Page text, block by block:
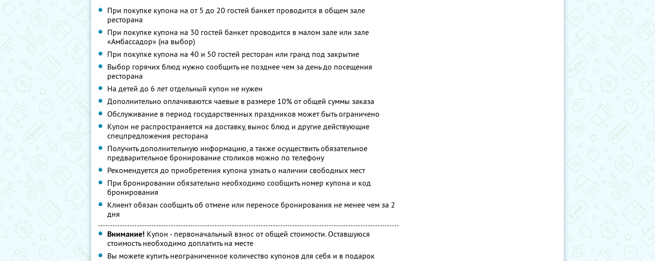
При покупке купона на от 5 до 20 гостей банкет проводится в общем зале
ресторана
При покупке купона на 30 гостей банкет проводится в малом зале или зале
«Амбассадор» (на выбор)
При покупке купона на 40 и 50 гостей ресторан или гранд под закрытие
Выбор горячих блюд нужно сообщить не позднее чем за день до посещения
ресторана
На детей до 6 лет отдельный купон не нужен
Дополнительно оплачиваются чаевые в размере 10% от общей суммы заказа
Обслуживание в период государственных праздников может быть ограничено
Купон не распространяется на доставку, вынос блюд и другие действующие
спецпредложения ресторана
Получить дополнительную информацию, а также осуществить обязательное
предварительное бронирование столиков можно по телефону
Рекомендуется до приобретения купона узнать о наличии свободных мест
При бронировании обязательно необходимо сообщить номер купона и код
бронирования
Клиент обязан сообщить об отмене или переносе бронирования не менее чем за 2
дня
Внимание! Купон - первоначальный взнос от общей стоимости. Оставшуюся
стоимость необходимо доплатить на месте
Вы можете купить неограниченное количество купонов для себя и в подарок